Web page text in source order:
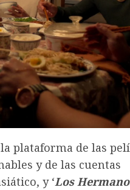
plataforma de las
y de las cuentas
y ‘Los